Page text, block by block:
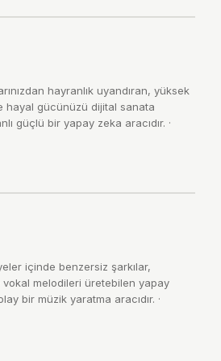
hayranlık uyandıran, yüksek
hayal gücünüzü dijital sanata
güçlü bir yapay zeka aracıdır. ·
içinde benzersiz şarkılar,
melodileri üretebilen yapay
bir müzik yaratma aracıdır. ·